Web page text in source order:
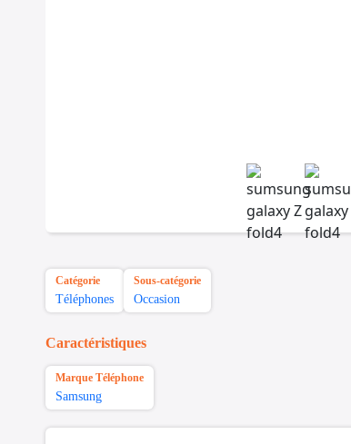
Catégorie
Téléphones
Sous-catégorie
Occasion
Caractéristiques
Marque Téléphone
Samsung